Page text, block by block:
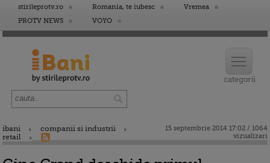
stirileprotv.ro Romania, te iubesc
Vremea
PROTV NEWS
VOYO
ibani
companii si industrii
retail
15 septembrie 2014 17:02 / 1064
vizualizari